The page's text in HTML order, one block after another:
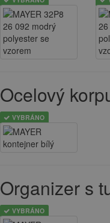
Ocelový
VYBRÁNO
Organizer s
VYBRÁNO